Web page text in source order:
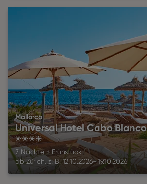
Mallorca
Universal Hotel Cabo Blanco
4
7 Nächte +Frühstück
ab Zürich, z. B. 12.10.2026- 19.10.2026